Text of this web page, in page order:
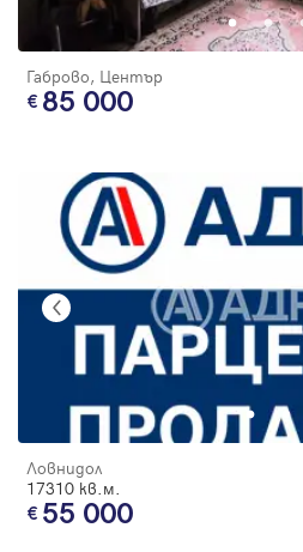
Габрово, Център
85 000
Ловнидол
17310 кв.м.
55 000